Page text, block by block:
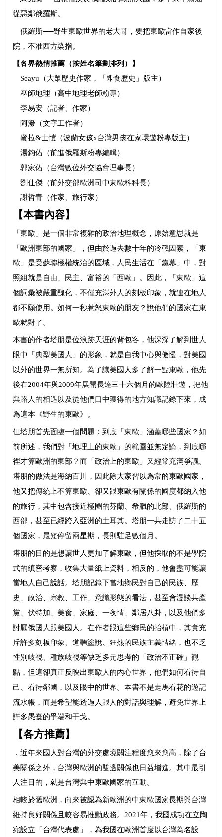
從惡鄰俄羅斯。
俄羅斯──野生東歐世界的老大哥，要把東歐當作自家後
院，不准西方染指。
【各界熱情推薦（按姓名筆劃排列）
】
Seayu （大眾歷史作家，「即食歷史」版主）
巫師地理（高中地理老師粉專）
李易安（記者、作家）
阿潑（文字工作者）
蜜拉&士愷（波蘭女孩x台灣男孩在家環遊粉專版主）
湯鈞佑（前進俄羅斯粉專編輯）
郭家佑（台灣數位外交協會理事長）
劉仕傑（前外交部歐洲司中東歐科科長）
謝哲青（作家、旅行家）
【本書內容】
「東歐」是一個非常複雜的政治地理概念，原始意思就是
「歐洲東部的國家」，但由於過去數十年的冷戰因素，「東
歐」是受蘇聯極權統治的區域，人民生活在「鐵幕」中，對
照組就是自由、民主、富裕的「西歐」。因此，「東歐」這
個詞彙被嚴重醜化，不僅充滿外人的刻板印象，就連在地人
都不願使用。如何一秒惹怒東歐的朋友？說他們的國家在東
歐就對了。
本書的作者塔朋是位浪跡天涯的背包客，他深深了解到世人
眼中「典型美國人」的形象，就是自我中心與傲慢，對美國
以外的世界一無所知。為了讓美國人多了解一點東歐，他先
後在2004年與2009年展開長達三十六個月的歐陸壯遊， 把他
與路人的相遇以及從他們口中獲得的地方知識記錄下來，成
為這本《野生的東歐》。
但塔朋首先面臨一個問題：到底「東歐」涵蓋哪些國家？如
前所述，我們對「地理上的東歐」的範圍並無定論，到底哪
裡才算歐洲的東部？而「政治上的東歐」又經常充滿爭議。
塔朋的做法是海納百川，因此除大家習以為常的東歐國家，
他又把傳統上不算東歐、卻又跟東歐有關係的國度都納入他
的旅行，其中包含接近極圈的芬蘭、希臘的北部、俄羅斯的
西部，甚至已經跨入亞洲的土耳其。塔朋一共走訪了二十五
個國家，最短停留兩星期，長則駐足數個月。
塔朋的目的是想讓世人更加了解東歐，但他採取的不是學院
式的縝密考察，收集大量紙上資料，相反的，他會盡可能讓
當地人自己說話。塔朋記錄下當地鄉民對自己的民族、歷
史、政治、宗教、工作、意識形態的看法，甚至會漫談共產
黨、伏特加、美食、家庭、一夜情、鄰居八卦，以及他們多
討厭俄國人跟美國人。在作者跟這些鄉民的抬槓中，其實充
斥許多刻板印象、道聽塗說、狂熱的民族主義情緒，也不乏
性別歧視、種族歧視等缺乏多元思考的「政治不正確」觀
點，但這卻真正反映出東歐人的內心世界，他們如何看待自
己、看待鄰國，以及眼中的世界。本書不是走馬看花的遊記
流水帳，而是希望能透過人跟人的對話與理解，避免世界上
許多愚蠢的爭端和干戈。
【各方推薦】
． 近年來國人對台灣的外交處境關注程度愈來愈高，除了台
美關係之外，台灣與歐洲的雙邊關係也日益增進。其中最引
人注目的，就是台灣與中東歐國家的互動。
相較於舊歐洲，向來被認為新歐洲的中東歐國家長期與台灣
維持良好關係且較容易推動政務。 2021年，我國成功在立陶
宛設立「台灣代表處」，為我國在歐洲首度以台灣為名設